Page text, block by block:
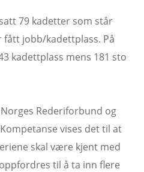
79 kadetter som står
fått jobb/kadettplass. På
kadettplass mens 181 sto
Rederiforbund og
vises det til at
skal være kjent med
til å ta inn flere